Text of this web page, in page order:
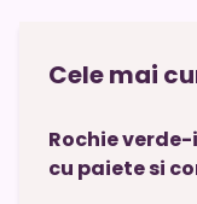
Cele mai
Rochie
cu paiete si